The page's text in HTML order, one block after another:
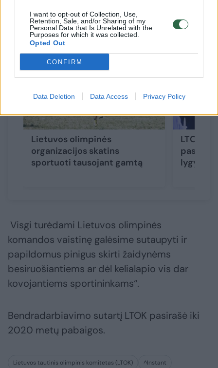
I want to opt-out of Collection, Use,
Retention, Sale, and/or Sharing of my
Personal Data that Is Unrelated with the
Purposes for which it was collected.
Opted Out
CONFIRM
Data Deletion Data Access Privacy Policy
Susiję straipsniai
Lietuvos olimpinės
organizacijos skatins
sportuoti tausojant gamtą
LTOK
lygybę
Visgi turėdami Lietuvos olimpinės
komandos vaistinę galėsime sutaupyti ir
papildomus pinigus skirti žaidynėms
besiruošiantiems ar dėl kelialapio vis dar
kovojantiems sportininkams“.
Bendradarbiavimo sutartį LTOK pasirašė iki
2020 metų pabaigos.
Lietuvos tautinis olimpinis komitetas (LTOK)
^Instant